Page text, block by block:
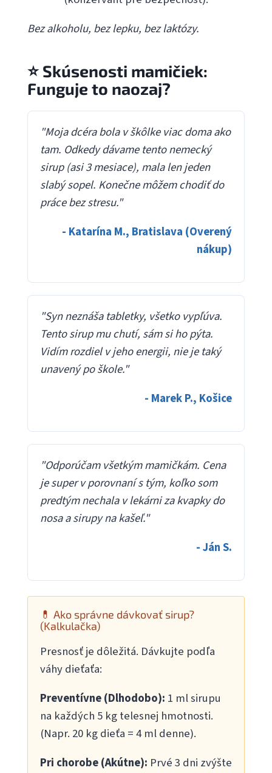
Bez alkoholu, bez lepku, bez laktózy.
⭐ Skúsenosti mamičiek:
Funguje to naozaj?
"Moja dcéra bola v škôlke viac doma ako
tam. Odkedy dávame tento nemecký
sirup (asi 3 mesiace), mala len jeden
slabý sopel. Konečne môžem chodiť do
práce bez stresu."
- Katarína M., Bratislava (Overený
nákup)
"Syn neznáša tabletky, všetko vypľúva.
Tento sirup mu chutí, sám si ho pýta.
Vidím rozdiel v jeho energii, nie je taký
unavený po škole."
- Marek P., Košice
"Odporúčam všetkým mamičkám. Cena
je super v porovnaní s tým, koľko som
predtým nechala v lekárni za kvapky do
nosa a sirupy na kašeľ."
- Ján S.
💊 Ako správne dávkovať sirup?
(Kalkulačka)
Presnosť je dôležitá. Dávkujte podľa
váhy dieťaťa:
Preventívne (Dlhodobo): 1 ml sirupu
na každých 5 kg telesnej hmotnosti.
(Napr. 20 kg dieťa = 4 ml denne).
Pri chorobe (Akútne): Prvé 3 dni zvýšte